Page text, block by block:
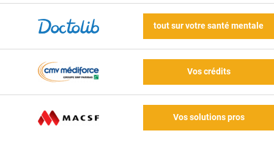
tout sur votre santé mentale
Vos crédits
Vos solutions pros